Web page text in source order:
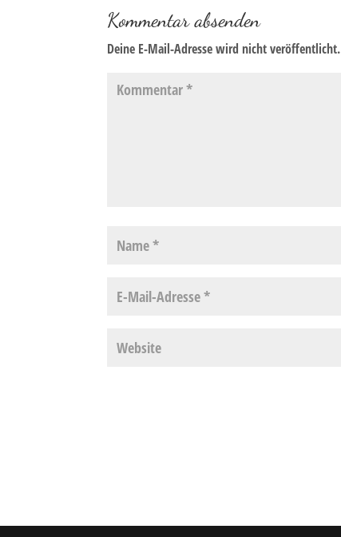
Kommentar absenden
Deine E-Mail-Adresse wird nicht veröffentlicht.